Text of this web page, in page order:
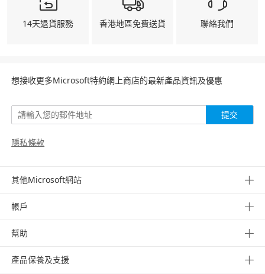
14天退貨服務 香港地區免費送貨 聯絡我們
想接收更多Microsoft特約網上商店的最新產品資訊及優惠
提交
隱私條款
其他Microsoft網站
帳戶
幫助
產品保養及支援